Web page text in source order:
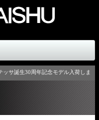
ッサ誕生30周年記念モデル入荷しま